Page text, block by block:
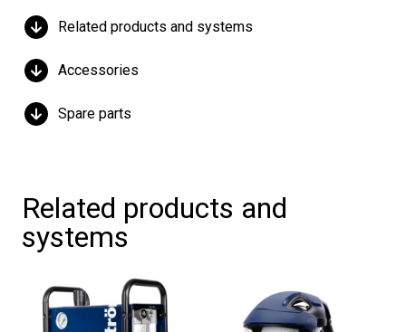
Related products and systems
Accessories
Spare parts
Related products and
systems